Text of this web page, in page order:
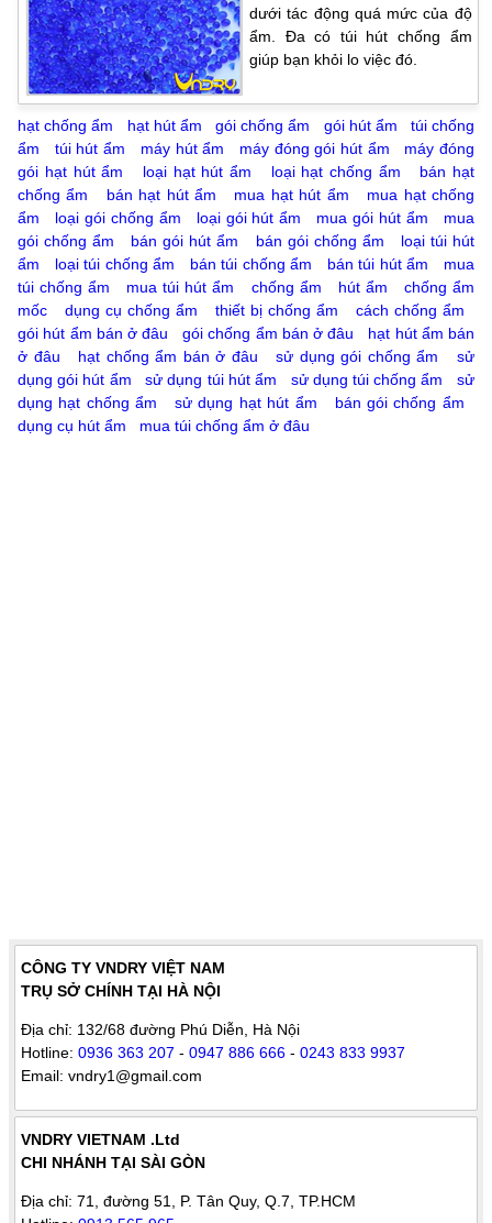
dưới tác động quá mức của độ
ẩm. Đa có túi hút chống ẩm
giúp bạn khỏi lo việc đó.
hạt chống ẩm hạt hút ẩm gói chống ẩm gói hút ẩm
túi chống
ẩm
túi hút ẩm máy hút ẩm máy đóng gói hút ẩm
máy đóng
gói hạt hút ẩm
loại hạt hút ẩm loại hạt chống ẩm
bán hạt
chống ẩm
bán hạt hút ẩm mua hạt hút ẩm
mua hạt chống
ẩm
loại gói chống ẩm loại gói hút ẩm mua gói hút ẩm
mua
gói chống ẩm
bán gói hút ẩm bán gói chống ẩm
loại túi hút
ẩm
loại túi chống ẩm bán túi chống ẩm bán túi hút ẩm
mua
túi chống ẩm
mua túi hút ẩm chống ẩm hút ẩm
chống ẩm
mốc
dụng cụ chống ẩm thiết bị chống ẩm
cách chống ẩm
gói hút ẩm bán ở đâu
gói chống ẩm bán ở đâu
hạt hút ẩm bán
ở đâu
hạt chống ẩm bán ở đâu sử dụng gói chống ẩm
sử
dụng gói hút ẩm
sử dụng túi hút ẩm sử dụng túi chống ẩm
sử
dụng hạt chống ẩm
sử dụng hạt hút ẩm
bán gói chống ẩm
dụng cụ hút ẩm
mua túi chống ẩm ở đâu
CÔNG TY VNDRY VIỆT NAM
TRỤ SỞ CHÍNH TẠI HÀ NỘI
Địa chỉ: 132/68 đường Phú Diễn, Hà Nội
Hotline: 0936 363 207 - 0947 886 666 - 0243 833 9937
Email: vndry1@gmail.com
VNDRY VIETNAM .Ltd
CHI NHÁNH TẠI SÀI GÒN
Địa chỉ: 71, đường 51, P. Tân Quy, Q.7, TP.HCM